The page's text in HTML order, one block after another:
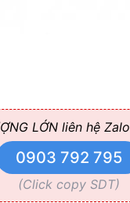
LỚN liên hệ Zalo
0903 792 795
(Click copy SDT)